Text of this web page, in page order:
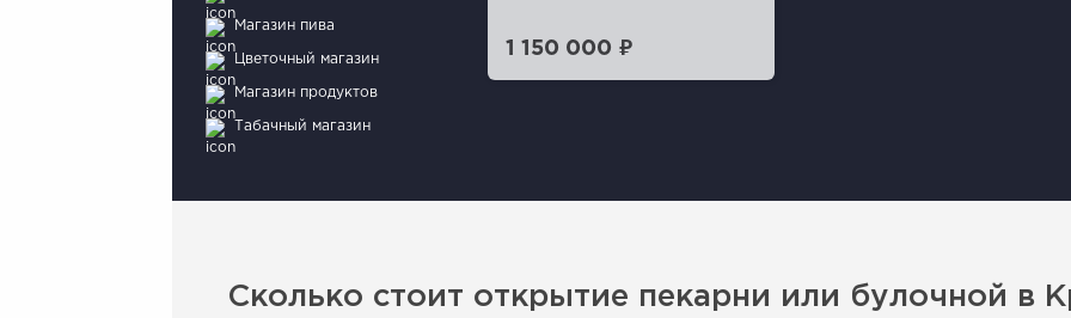
Магазин пива
Цветочный магазин
Магазин продуктов
Табачный магазин
1 150 000 ₽
Сколько стоит открытие пекарни или булочной в